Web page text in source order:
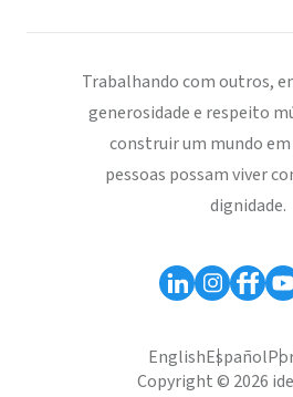
Trabalhando com outros,
generosidade e respeito
construir um mundo em
pessoas possam viver
dignidade.
EnglishEspañol
Copyright © 2026